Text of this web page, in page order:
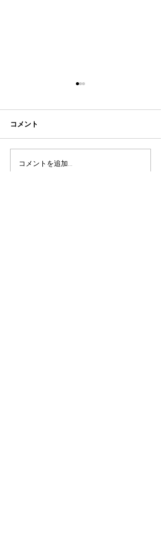
まちに息づく「宝物」を
コメント
コメントを追加…